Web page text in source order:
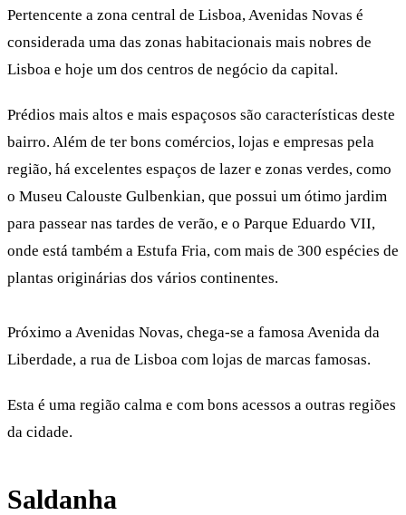
Pertencente a zona central de Lisboa, Avenidas Novas é
considerada uma das zonas habitacionais mais nobres de
Lisboa e hoje um dos centros de negócio da capital.
Prédios mais altos e mais espaçosos são características deste
bairro. Além de ter bons comércios, lojas e empresas pela
região, há excelentes espaços de lazer e zonas verdes, como
o Museu Calouste Gulbenkian, que possui um ótimo jardim
para passear nas tardes de verão, e o Parque Eduardo VII,
onde está também a Estufa Fria, com mais de 300 espécies de
plantas originárias dos vários continentes.
Próximo a Avenidas Novas, chega-se a famosa Avenida da
Liberdade, a rua de Lisboa com lojas de marcas famosas.
Esta é uma região calma e com bons acessos a outras regiões
da cidade.
Saldanha